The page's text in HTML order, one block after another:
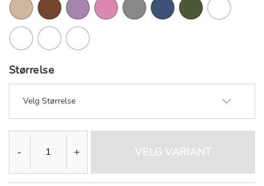
Størrelse
Velg Størrelse
- + VELG VARIANT